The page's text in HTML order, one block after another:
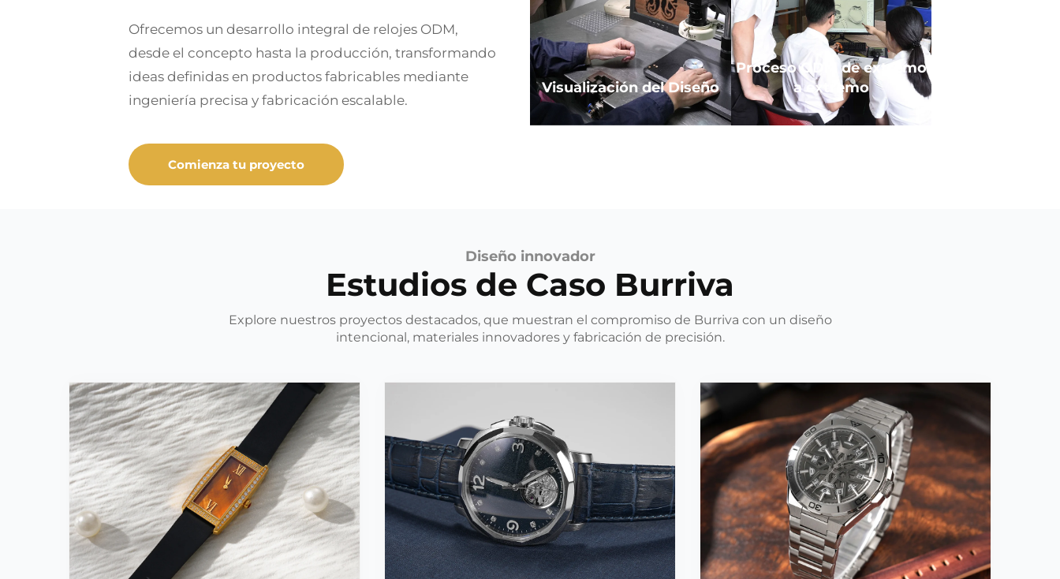
Ofrecemos un desarrollo integral de relojes ODM,
desde el concepto hasta la producción, transformando
ideas definidas en productos fabricables mediante
ingeniería precisa y fabricación escalable.
Comienza tu proyecto
Visualización del Diseño
Proceso ODM de extremo
a extremo
Diseño innovador
Estudios de Caso Burriva
Explore nuestros proyectos destacados, que muestran el compromiso de Burriva con un diseño
intencional, materiales innovadores y fabricación de precisión.